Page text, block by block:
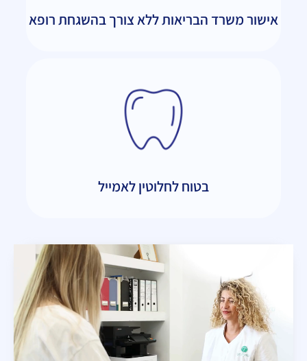
אישור משרד הבריאות ללא צורך בהשגחת רופא
בטוח לחלוטין לאמייל